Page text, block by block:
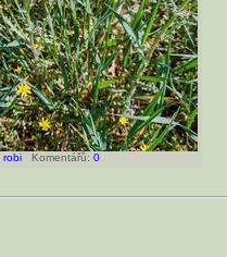
robi Komentářů: 0